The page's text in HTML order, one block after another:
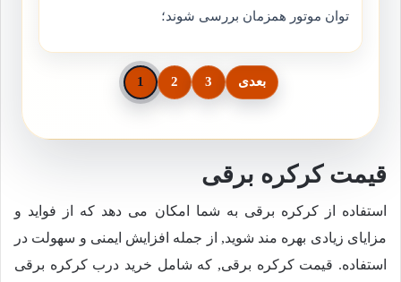
توان موتور همزمان بررسی شوند؛
1 2 3 بعدی
قیمت کرکره برقی
استفاده از کرکره برقی به شما امکان می دهد که از فواید و
مزایای زیادی بهره مند شوید, از جمله افزایش ایمنی و سهولت در
استفاده. قیمت کرکره برقی, که شامل خرید درب کرکره برقی